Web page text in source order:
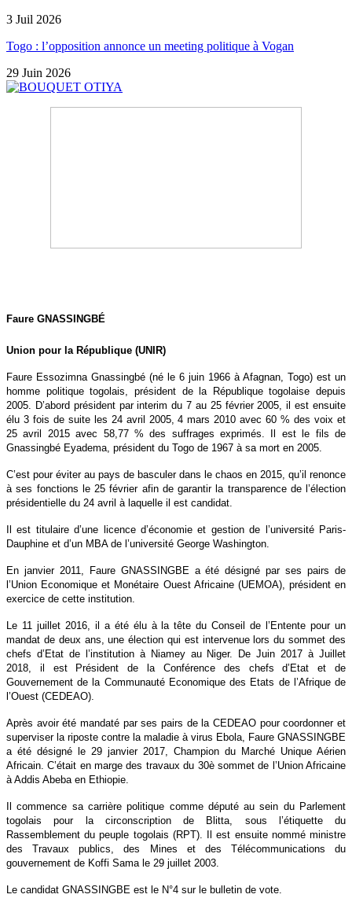
3 Juil 2026
Togo : l’opposition annonce un meeting politique à Vogan
29 Juin 2026
Faure GNASSINGBÉ
Union pour la République (UNIR)
Faure Essozimna Gnassingbé (né le 6 juin 1966 à Afagnan, Togo) est un
homme politique togolais, président de la République togolaise depuis
2005. D’abord président par interim du 7 au 25 février 2005, il est ensuite
élu 3 fois de suite les 24 avril 2005, 4 mars 2010 avec 60 % des voix et
25 avril 2015 avec 58,77 % des suffrages exprimés. Il est le fils de
Gnassingbé Eyadema, président du Togo de 1967 à sa mort en 2005.
C’est pour éviter au pays de basculer dans le chaos en 2015, qu’il renonce
à ses fonctions le 25 février afin de garantir la transparence de l’élection
présidentielle du 24 avril à laquelle il est candidat.
Il est titulaire d’une licence d’économie et gestion de l’université Paris-
Dauphine et d’un MBA de l’université George Washington.
En janvier 2011, Faure GNASSINGBE a été désigné par ses pairs de
l’Union Economique et Monétaire Ouest Africaine (UEMOA), président en
exercice de cette institution.
Le 11 juillet 2016, il a été élu à la tête du Conseil de l’Entente pour un
mandat de deux ans, une élection qui est intervenue lors du sommet des
chefs d’Etat de l’institution à Niamey au Niger. De Juin 2017 à Juillet
2018, il est Président de la Conférence des chefs d’Etat et de
Gouvernement de la Communauté Economique des Etats de l’Afrique de
l’Ouest (CEDEAO).
Après avoir été mandaté par ses pairs de la CEDEAO pour coordonner et
superviser la riposte contre la maladie à virus Ebola, Faure GNASSINGBE
a été désigné le 29 janvier 2017, Champion du Marché Unique Aérien
Africain. C’était en marge des travaux du 30è sommet de l’Union Africaine
à Addis Abeba en Ethiopie.
Il commence sa carrière politique comme député au sein du Parlement
togolais pour la circonscription de Blitta, sous l’étiquette du
Rassemblement du peuple togolais (RPT). Il est ensuite nommé ministre
des Travaux publics, des Mines et des Télécommunications du
gouvernement de Koffi Sama le 29 juillet 2003.
Le candidat GNASSINGBE est le N°4 sur le bulletin de vote.